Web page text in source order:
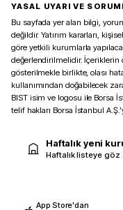
YASAL UYARI VE
Bu sayfada yer alan bilgi,
değildir. Yatırım kararları,
göre yetkili kurumlarla
değerlendirilmelidir.
gösterilmekle birlikte, olası
kullanımından doğabilecek
BIST isim ve logosu ile Borsa
telif hakları Borsa İstanbul
Haftalık yeni
Haftalık listeye göz
App Store'dan